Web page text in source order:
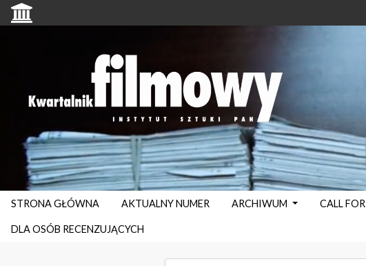
STRONA GŁÓWNA AKTUALNY NUMER ARCHIWUM CALL
DLA OSÓB RECENZUJĄCYCH